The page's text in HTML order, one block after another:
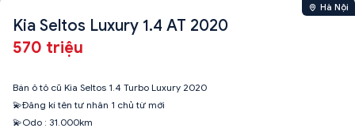
Hà Nội
Kia Seltos Luxury 1.4 AT 2020
570 triệu
Bán ô tô cũ Kia Seltos 1.4 Turbo Luxury 2020
💫Đăng kí tên tư nhân 1 chủ từ mới
💫Odo : 31.000km